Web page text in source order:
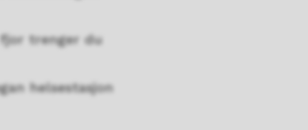
fjor trenger du
helsestasjon